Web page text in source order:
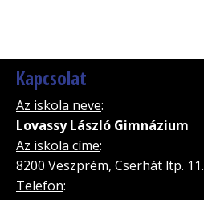
Kapcsolat
Az iskola neve:
Lovassy László Gimnázium
Az iskola címe:
8200 Veszprém, Cserhát ltp. 11.
Telefon: